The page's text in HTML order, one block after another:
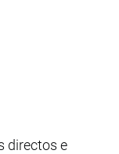
directos e